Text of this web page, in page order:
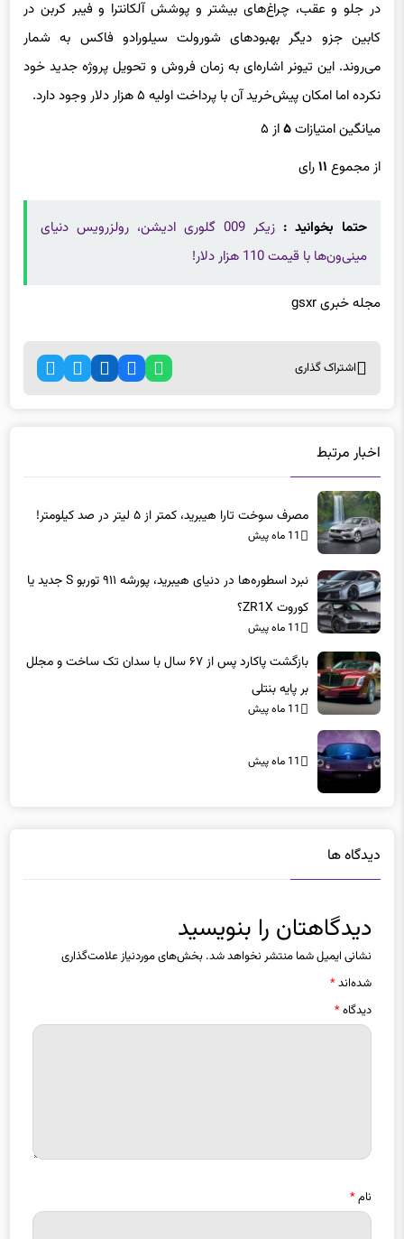
در جلو و عقب، چراغ‌های بیشتر و پوشش آلکانترا و فیبر کربن در
کابین جزو دیگر بهبودهای شورولت سیلورادو فاکس به شمار
می‌روند. این تیونر اشاره‌ای به زمان فروش و تحویل پروژه جدید خود
نکرده اما امکان پیش‌خرید آن با پرداخت اولیه ۵ هزار دلار وجود دارد.
میانگین امتیازات۵از ۵
از مجموع ۱۱رای
حتما بخوانید :
زیکر 009 گلوری ادیشن، رولزرویس دنیای
مینی‌ون‌ها با قیمت 110 هزار دلار!
مجله خبری gsxr
اشتراک گذاری
اخبار مرتبط
مصرف سوخت تارا هیبرید، کمتر از ۵ لیتر در صد کیلومتر!
11 ماه پیش
نبرد اسطوره‌ها در دنیای هیبرید، پورشه ۹۱۱ توربو S جدید یا
کوروت ZR1X؟
11 ماه پیش
بازگشت پاکارد پس از ۶۷ سال با سدان تک ساخت و مجلل
بر پایه بنتلی
11 ماه پیش
11 ماه پیش
دیدگاه ها
دیدگاهتان را بنویسید
نشانی ایمیل شما منتشر نخواهد شد. بخش‌های موردنیاز علامت‌گذاری
شده‌اند*
دیدگاه*
نام*